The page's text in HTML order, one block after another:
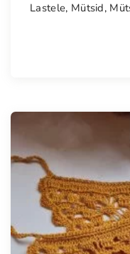
Lastele, Mütsid,